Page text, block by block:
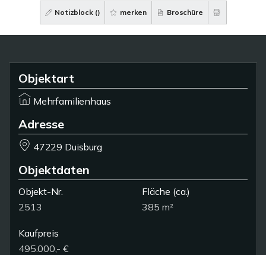
Notizblock () merken Broschüre
Objektart
Mehrfamilienhaus
Adresse
47229 Duisburg
Objektdaten
Objekt-Nr.
2513
Fläche (ca.)
385 m²
Kaufpreis
495.000,- €